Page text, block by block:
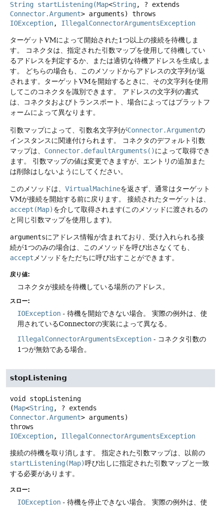
String startListening(Map<String, ? extends
Connector.Argument> arguments)
throws
IOException, IllegalConnectorArgumentsException
ターゲットVMによって開始された1つ以上の接続を待機しま
す。
コネクタは、指定された引数マップを使用して待機してい
るアドレスを判定するか、または適切な待機アドレスを生成しま
す。
どちらの場合も、このメソッドからアドレスの文字列が返
されます。ターゲットVMを開始するときに、その文字列を使用
してこのコネクタを識別できます。
アドレスの文字列の書式
は、コネクタおよびトランスポート、場合によってはプラットフ
ォームによって異なります。
引数マップによって、引数名文字列がConnector.Argumentの
インスタンスに関連付けられます。
コネクタのデフォルト引数
マップは、 Connector.defaultArguments()によって取得でき
ます。
引数マップの値は変更できますが、エントリの追加また
は削除はしないようにしてください。
このメソッドは、 VirtualMachineを返さず、通常はターゲット
VMが接続を開始する前に戻ります。
接続されたターゲットは、
accept(Map)を介して取得されます(このメソッドに渡されるの
と同じ引数マップを使用します)。
argumentsにアドレス情報が含まれており、受け入れられる接
続が1つのみの場合は、このメソッドを呼び出さなくても、
acceptメソッドをただちに呼び出すことができます。
戻り値:
コネクタが接続を待機している場所のアドレス。
スロー:
IOException - 待機を開始できない場合。
実際の例外は、使
用されているConnectorの実装によって異なる。
IllegalConnectorArgumentsException - コネクタ引数の
1つが無効である場合。
stopListening
void
stopListening
(Map<String
Connector.Argument> arguments)
throws
IOException, IllegalConnectorArgumentsException
接続の待機を取り消します。
指定された引数マップは、以前の
startListening(Map)呼び出しに指定された引数マップと一致
する必要があります。
スロー:
IOException - 待機を停止できない場合。
実際の例外は、使